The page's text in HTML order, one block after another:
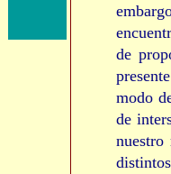
de
modo
de